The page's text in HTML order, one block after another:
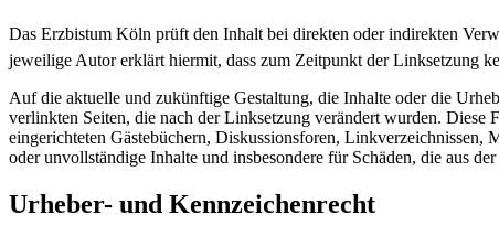
Das Erzbistum Köln prüft den Inhalt bei direkten oder indirekten
jeweilige Autor erklärt hiermit, dass zum Zeitpunkt der Linksetzung
Auf die aktuelle und zukünftige Gestaltung, die Inhalte oder die
verlinkten Seiten, die nach der Linksetzung verändert wurden. Diese
eingerichteten Gästebüchern, Diskussionsforen,
oder unvollständige Inhalte und insbesondere für Schäden, die aus
Urheber- und Kennzeichenrecht